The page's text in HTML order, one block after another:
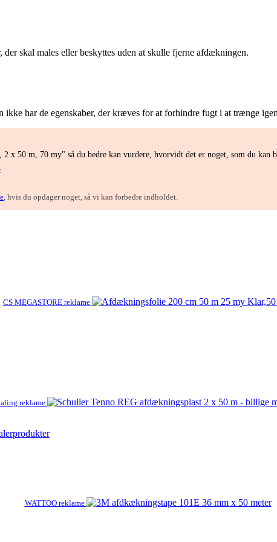
skal males eller beskyttes uden at skulle fjerne afdækningen.
har de egenskaber, der kræves for at forhindre fugt i at trænge
x 50 m, 70 my" så du bedre kan vurdere, hvorvidt det er noget, som du kan
, hvis du opdager noget, så vi kan forbedre indholdet.
CS MEGASTORE reklame
reklame
WATTOO reklame